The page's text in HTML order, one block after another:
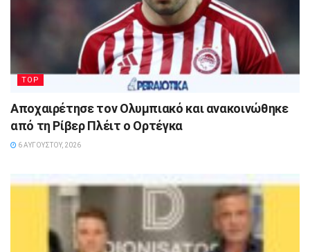
TOP
Αποχαιρέτησε τον Ολυμπιακό και ανακοινώθηκε
από τη Ρίβερ Πλέιτ ο Ορτέγκα
6 ΑΥΓΟΎΣΤΟΥ, 2026